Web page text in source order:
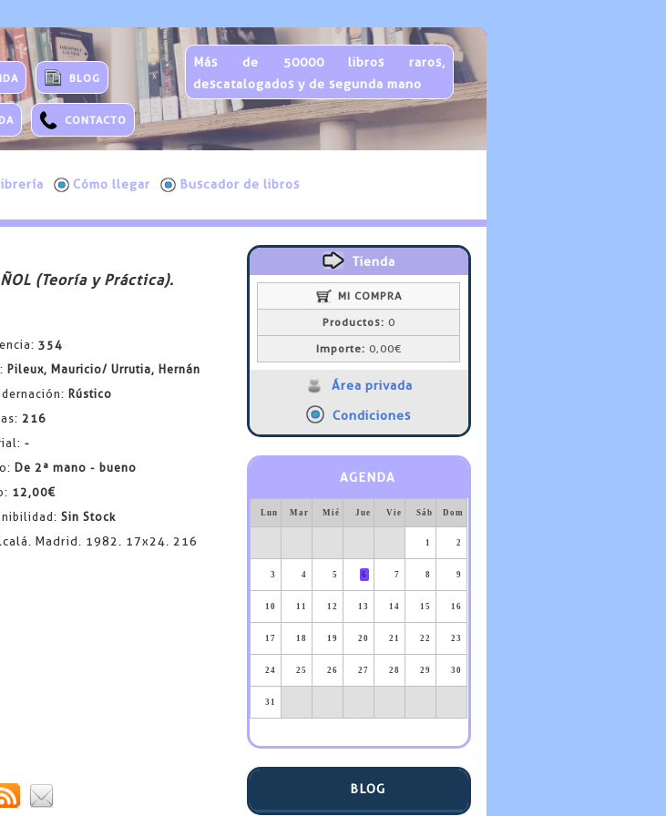
BLOG
CONTACTO
Más de 50000 libros raros,
descatalogados y de segunda mano
Cómo llegar Buscador de libros
(Teoría y Práctica).
354
Pileux, Mauricio/ Urrutia, Hernán
Rústico
216
-
De 2ª mano - bueno
12,00€
Sin Stock
Madrid. 1982. 17x24. 216
Tienda
MI COMPRA
Productos: 0
Importe: 0,00€
Área privada
Condiciones
AGENDA
Lun Mar Mié Jue Vie Sáb Dom
1 2
3 4 5 6 7 8 9
10 11 12 13 14 15 16
17 18 19 20 21 22 23
24 25 26 27 28 29 30
31
BLOG